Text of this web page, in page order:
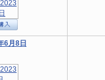
6月8日